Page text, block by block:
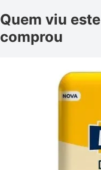
Quem viu
comprou